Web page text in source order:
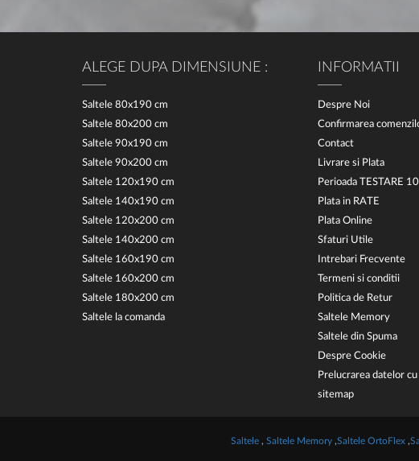
ALEGE DUPA DIMENSIUNE :
Saltele 80x190 cm
Saltele 80x200 cm
Saltele 90x190 cm
Saltele 90x200 cm
Saltele 120x190 cm
Saltele 140x190 cm
Saltele 120x200 cm
Saltele 140x200 cm
Saltele 160x190 cm
Saltele 160x200 cm
Saltele 180x200 cm
Saltele la comanda
INFORMATII
Despre Noi
Confirmarea
Contact
Livrare si Plata
Perioada TESTARE
Plata in RATE
Plata Online
Sfaturi Utile
Intrebari Frecvente
Termeni si conditii
Politica de Retur
Saltele Memory
Saltele din Spuma
Despre Cookie
Prelucrarea datelor
sitemap
Saltele , Saltele Memory ,Saltele OrtoFlex ,